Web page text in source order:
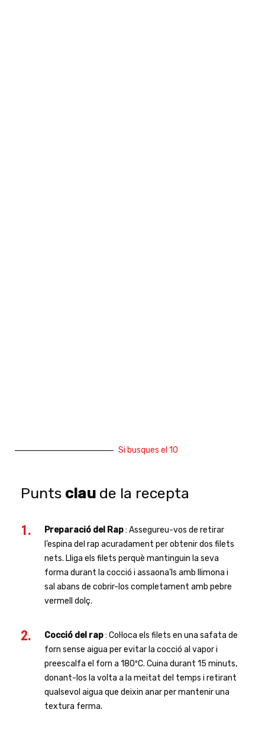
Si busques el 10
Punts clau de la recepta
Preparació del Rap: Assegureu-vos de retirar
l’espina del rap acuradament per obtenir dos filets
nets. Lliga els filets perquè mantinguin la seva
forma durant la cocció i assaona’ls amb llimona i
sal abans de cobrir-los completament amb pebre
vermell dolç.
Cocció del rap: Col·loca els filets en una safata de
forn sense aigua per evitar la cocció al vapor i
preescalfa el forn a 180ºC. Cuina durant 15 minuts,
donant-los la volta a la meitat del temps i retirant
qualsevol aigua que deixin anar per mantenir una
textura ferma.